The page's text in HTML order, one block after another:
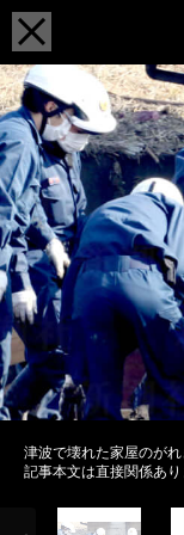
津波で壊れた家屋のが
記事本文は直接関係あり